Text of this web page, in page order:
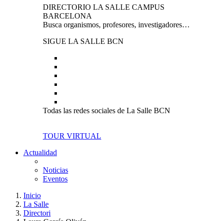
DIRECTORIO LA SALLE CAMPUS
BARCELONA
Busca organismos, profesores, investigadores…
SIGUE LA SALLE BCN
Todas las redes sociales de La Salle BCN
TOUR VIRTUAL
Actualidad
Noticias
Eventos
Inicio
La Salle
Directori